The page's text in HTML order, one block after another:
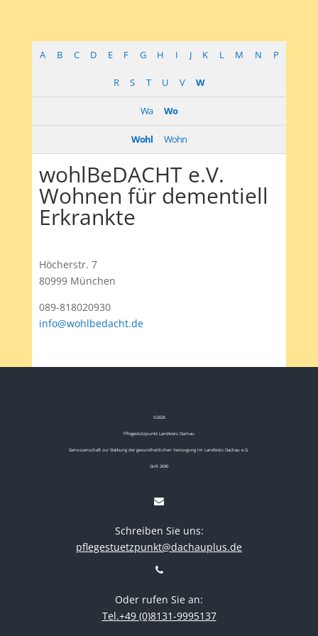
A B C D E F G H I J K L M N P
R S T U V W
Wa Wo
Wohl Wohn
wohlBeDACHT e.V.
Wohnen für dementiell
Erkrankte
Höcherstr. 7
80999 München
089-818020930
info@wohlbedacht.de
©2026
Pflegestützpunkt Landkreis Dachau
Genossenschaft zur Stärkung der gesundheitlichen Versorgung im Landkreis Dachau e.G.
GnR 2690
Schreiben Sie uns:
pflegestuetzpunkt@dachauplus.de
Oder rufen Sie an:
Tel.+49 (0)8131-9995137